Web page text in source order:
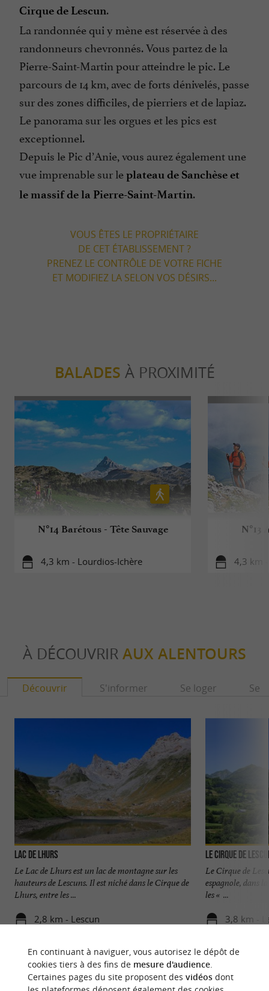
Cirque de Lescun.
La randonnée qui y mène est réservée à des
randonneurs chevronnés. Vous partez de la
Pierre-Saint-Martin pour atteindre le pic. Le
parcours de 14 km, avec de forts dénivelés, passe
sur des zones difficiles, de pierriers et de lapiaz.
Le panorama sur les orgues et les pics est
exceptionnel.
Depuis le Pic d’Anie, vous aurez également une
vue imprenable sur leplateau de Sanchèse et
le massif de la Pierre-Saint-Martin.
VOUS ÊTES LE PROPRIÉTAIRE
DE CET ÉTABLISSEMENT ?
PRENEZ LE CONTRÔLE DE VOTRE FICHE
ET MODIFIEZ LA SELON VOS DÉSIRS...
BALADES À PROXIMITÉ
N°14 Barétous - Tête Sauvage
4,3 km - Lourdios-Ichère
N°13
4,3 km
À DÉCOUVRIR AUX ALENTOURS
Découvrir S'informer Se loger Se
Lac de Lhurs
Le Lac de Lhurs est un lac de montagne sur les
hauteurs de Lescuns. Il est niché dans le Cirque de
Lhurs, entre les ...
2,8 km - Lescun
Le Cirque de
Le Cirque de
espagnole, dans
les « ...
3,8 km -
En continuant à naviguer, vous autorisez le dépôt de
cookies tiers à des fins de mesure d'audience.
Certaines pages du site proposent des vidéosdont